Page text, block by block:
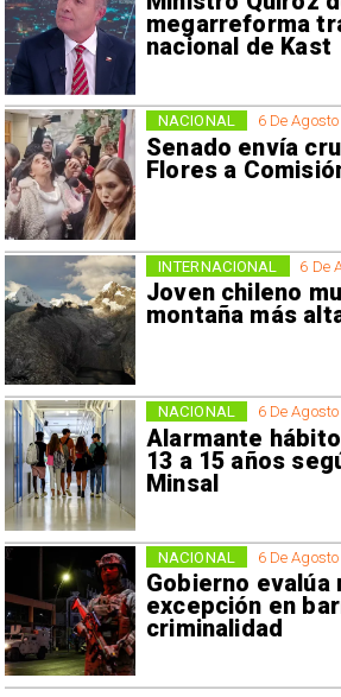
megarreforma
nacional de Kast
6 De
Senado envía
Flores a
NACIONAL
6 De
Joven chileno
montaña más
INTERNACIONAL
6 De
Alarmante
13 a 15 años
Minsal
NACIONAL
6 De
Gobierno evalúa
excepción en
criminalidad
NACIONAL